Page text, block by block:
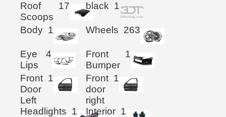
Roof
Scoops
17 black 1
Body 1 Wheels 263
Eye
Lips
4
Front
Bumper
1
Front
Door
Left
1
Front
door
right
1
Headlights 1 Interior 1